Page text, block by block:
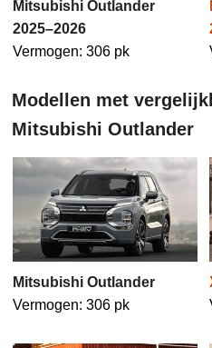
Mitsubishi Outlander
2025–2026
Vermogen: 306 pk
Modellen met
Mitsubishi Outlander
Mitsubishi Outlander
Vermogen: 306 pk